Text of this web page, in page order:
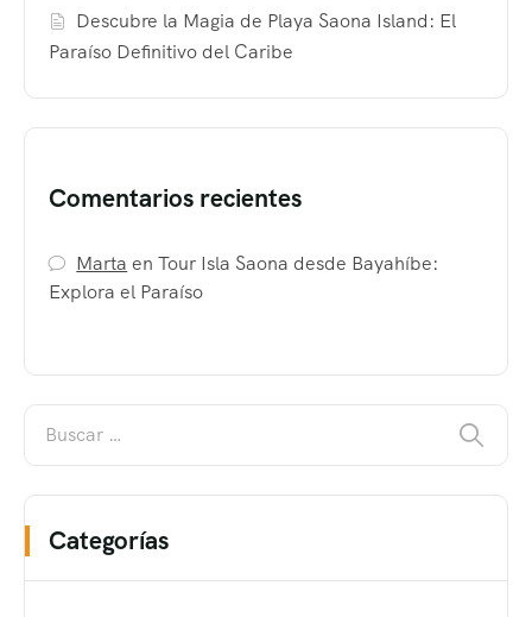
Descubre la Magia de Playa Saona Island: El
Paraíso Definitivo del Caribe
Comentarios recientes
Marta enTour Isla Saona desde Bayahíbe:
Explora el Paraíso
Categorías